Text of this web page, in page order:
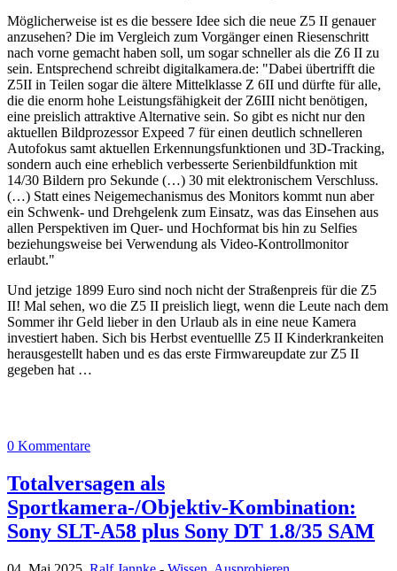
Möglicherweise ist es die bessere Idee sich die neue Z5 II genauer
anzusehen? Die im Vergleich zum Vorgänger einen Riesenschritt
nach vorne gemacht haben soll, um sogar schneller als die Z6 II zu
sein. Entsprechend schreibt digitalkamera.de: "Dabei übertrifft die
Z5II in Teilen sogar die ältere Mittelklasse Z 6II und dürfte für alle,
die die enorm hohe Leistungsfähigkeit der Z6III nicht benötigen,
eine preislich attraktive Alternative sein. So gibt es nicht nur den
aktuellen Bildprozessor Expeed 7 für einen deutlich schnelleren
Autofokus samt aktuellen Erkennungsfunktionen und 3D-Tracking,
sondern auch eine erheblich verbesserte Serienbildfunktion mit
14/30 Bildern pro Sekunde (…) 30 mit elektronischem Verschluss.
(…) Statt eines Neigemechanismus des Monitors kommt nun aber
ein Schwenk- und Drehgelenk zum Einsatz, was das Einsehen aus
allen Perspektiven im Quer- und Hochformat bis hin zu Selfies
beziehungsweise bei Verwendung als Video-Kontrollmonitor
erlaubt."
Und jetzige 1899 Euro sind noch nicht der Straßenpreis für die Z5
II! Mal sehen, wo die Z5 II preislich liegt, wenn die Leute nach dem
Sommer ihr Geld lieber in den Urlaub als in eine neue Kamera
investiert haben. Sich bis Herbst eventuellle Z5 II Kinderkrankeiten
herausgestellt haben und es das erste Firmwareupdate zur Z5 II
gegeben hat …
0 Kommentare
Totalversagen als
Sportkamera-/Objektiv-Kombination:
Sony SLT-A58 plus Sony DT 1.8/35 SAM